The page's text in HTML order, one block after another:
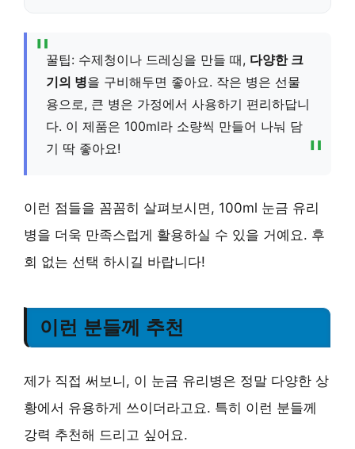
꿀팁: 수제청이나 드레싱을 만들 때, 다양한 크
기의 병을 구비해두면 좋아요. 작은 병은 선물
용으로, 큰 병은 가정에서 사용하기 편리하답니
다. 이 제품은 100ml라 소량씩 만들어 나눠 담
기 딱 좋아요!
이런 점들을 꼼꼼히 살펴보시면, 100ml 눈금 유리
병을 더욱 만족스럽게 활용하실 수 있을 거예요. 후
회 없는 선택 하시길 바랍니다!
이런 분들께 추천
제가 직접 써보니, 이 눈금 유리병은 정말 다양한 상
황에서 유용하게 쓰이더라고요. 특히 이런 분들께
강력 추천해 드리고 싶어요.